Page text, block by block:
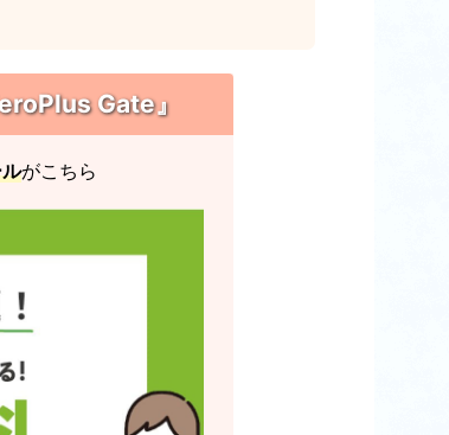
Gate』
がこちら